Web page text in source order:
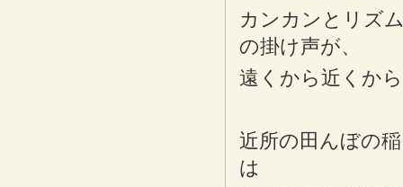
カンカンとリズ
の掛け声が、
遠くから近くか
近所の田んぼの
は